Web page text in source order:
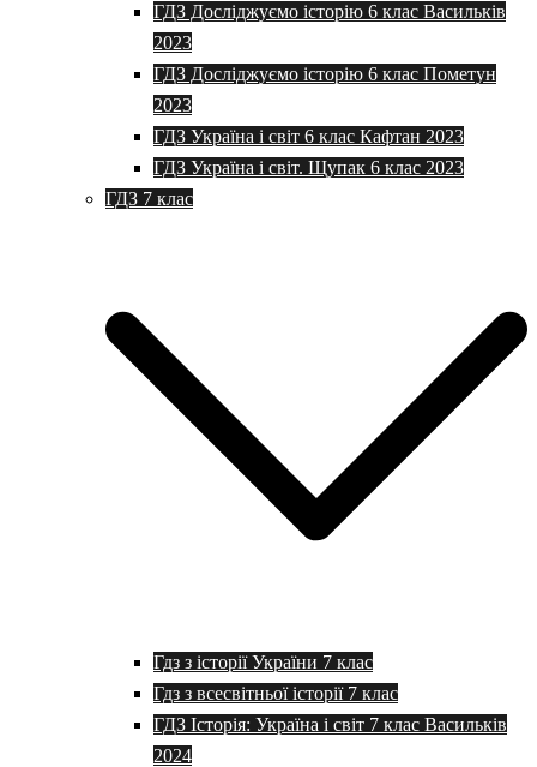
ГДЗ Досліджуємо історію 6 клас Васильків
2023
ГДЗ Досліджуємо історію 6 клас Пометун
2023
ГДЗ Україна і світ 6 клас Кафтан 2023
ГДЗ Україна і світ. Щупак 6 клас 2023
ГДЗ 7 клас
Гдз з історії України 7 клас
Гдз з всесвітньої історії 7 клас
ГДЗ Історія: Україна і світ 7 клас Васильків
2024